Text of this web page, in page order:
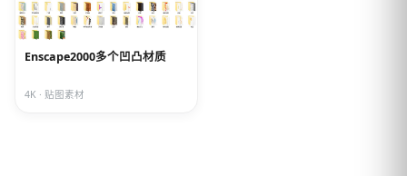
Enscape2000多个凹凸材质
4K · 贴图素材